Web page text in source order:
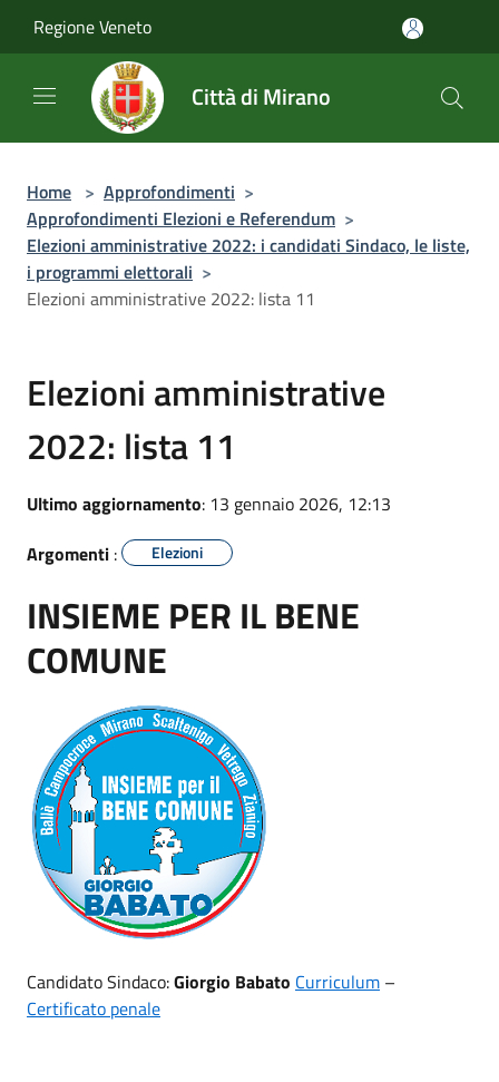
Regione Veneto
Città di Mirano
Home > Approfondimenti >
Approfondimenti Elezioni e Referendum >
Elezioni amministrative 2022: i candidati Sindaco, le liste,
i programmi elettorali >
Elezioni amministrative 2022: lista 11
Elezioni amministrative
2022: lista 11
Ultimo aggiornamento: 13 gennaio 2026, 12:13
Argomenti : Elezioni
INSIEME PER IL BENE
COMUNE
Candidato Sindaco:Giorgio Babato Curriculum –
Certificato penale